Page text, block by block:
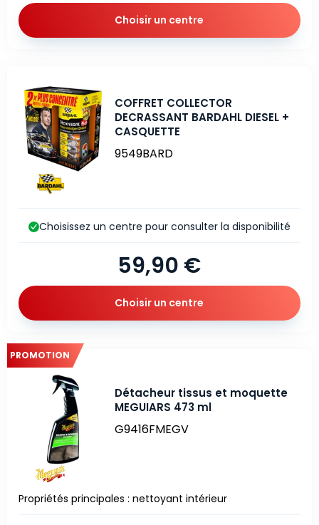
Choisir un centre
COFFRET COLLECTOR
DECRASSANT BARDAHL DIESEL +
CASQUETTE
9549BARD
59,90 €
Choisissez un centre pour consulter la disponibilité
Choisir un centre
PROMOTION
Détacheur tissus et moquette
MEGUIARS 473 ml
G9416FMEGV
Propriétés principales : nettoyant intérieur